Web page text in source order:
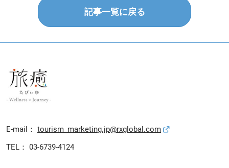
記事一覧に戻る
E-mail： tourism_marketing.jp@rxglobal.com
TEL： 03-6739-4124